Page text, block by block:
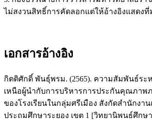
ไม่สงวนสิทธิ์การคัดลอกแต่ให้อ้างอิงแสดงที่
เอกสารอ้างอิง
กิตติศักดิ์ พันธุ์พรม. (2565). ความสัมพันธ์ระ
เหนือผู้นำกับการบริหารการประกันคุณภาพ
ของโรงเรียนในกลุ่มศรีเมือง สังกัดสำนักงา
ประถมศึกษาระยอง เขต 1 [วิทยานิพนธ์ศึกษ